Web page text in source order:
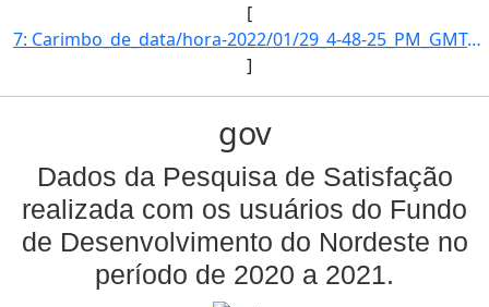
[
7: Carimbo_de_data/hora-2022/01/29_4-48-25_PM_GMT-3-Informe_a_razao_social_da_empresa--MEZ_2_Energia_S.]
]
gov
Dados da Pesquisa de Satisfação
realizada com os usuários do Fundo
de Desenvolvimento do Nordeste no
período de 2020 a 2021.